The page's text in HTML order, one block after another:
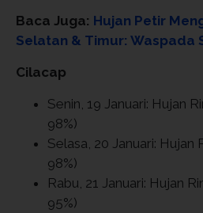
Baca Juga: Hujan Petir
Selatan & Timur: Waspada
Cilacap
Senin, 19 Januari: Hujan
98%)
Selasa, 20 Januari: Hujan
98%)
Rabu, 21 Januari: Hujan
95%)